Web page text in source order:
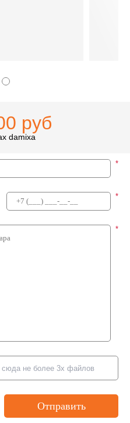
руб
damixa
*
*
*
сюда не более 3х файлов
Отправить